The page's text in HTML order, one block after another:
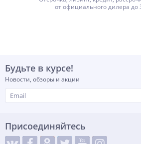
от официального дилера до
Будьте в курсе!
Новости, обзоры и акции
Присоединяйтесь